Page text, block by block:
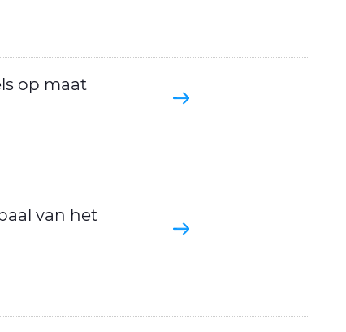
op maat
van het